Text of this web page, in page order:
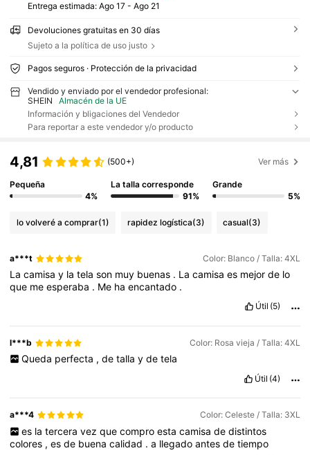
Entrega estimada: Ago 17 - Ago 21
Devoluciones gratuitas en 30 días
Sujeto a la política de uso justo
Pagos seguros · Protección de la privacidad
Vendido y enviado por el vendedor profesional:
SHEIN
Almacén de la UE
Información y bligaciones del Vendedor
Para reportar a este vendedor y/o producto
4,81 (500+) Ver más
Pequeña
4%
La talla corresponde
91%
Grande
5%
lo volveré a comprar(1) rapidez logística(3) casual(3)
a***t Color: Blanco / Talla: 4XL
Lacamisay latelason muy buenas . Lacamisaes mejorde lo
que meesperaba . Me haencantado .
Útil (5)
l***b Color: Rosa vieja / Talla: 4XL
Queda perfecta , de talla y de tela
Útil (4)
a***4 Color: Celeste / Talla: 3XL
es la tercera vez que compro esta camisa de distintos
colores ,esde buenacalidad .a llegadoantesdetiempo